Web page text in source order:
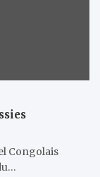
Congolais